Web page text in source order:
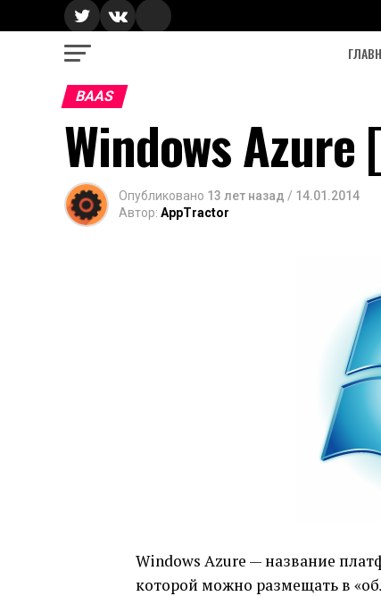
BAAS
Windows
Опубликовано 13 лет назад / 14.01.2014
Автор: AppTractor
Windows Azure — название
которой можно размещать в